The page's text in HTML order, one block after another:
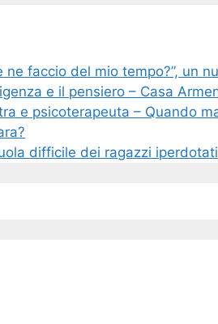
faccio del mio tempo?”, un
e il pensiero – Casa
e psicoterapeuta – Quando
difficile dei ragazzi iperdotati